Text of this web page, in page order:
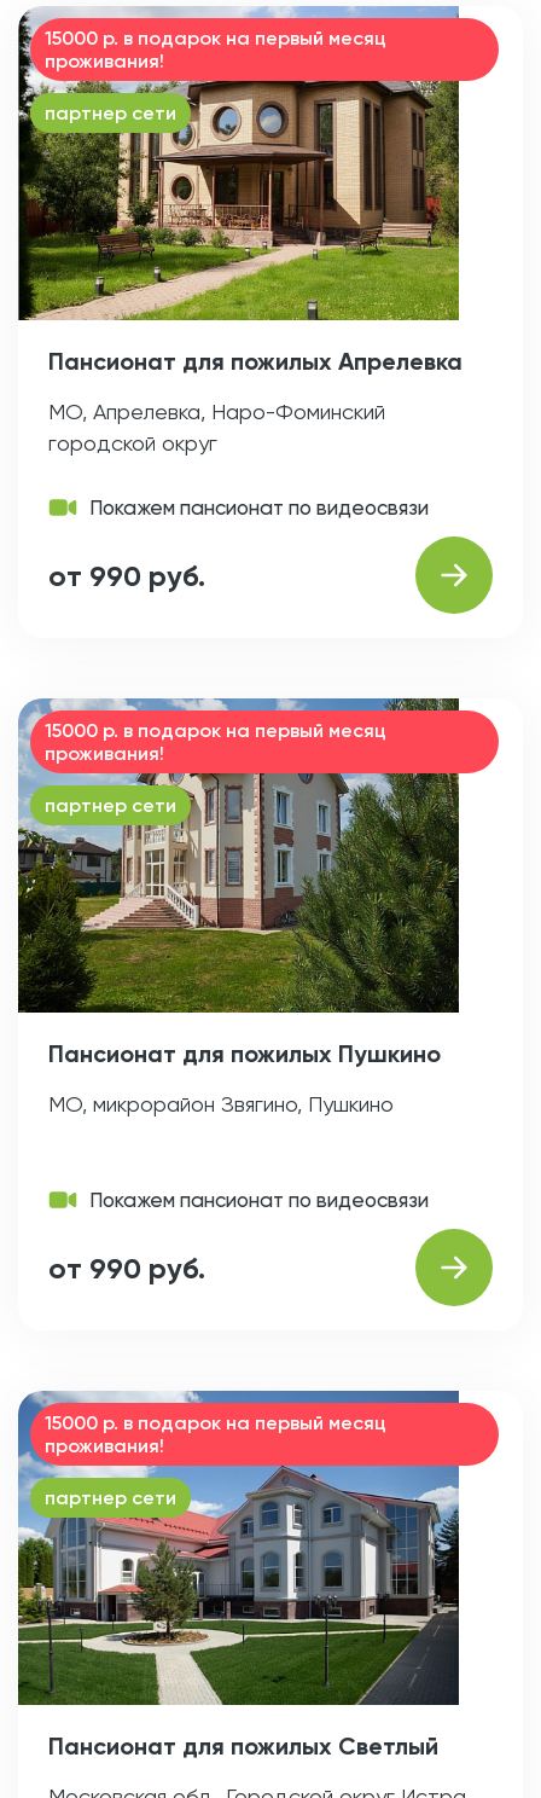
15000 р. в подарок на первый месяц
проживания!
партнер сети
Пансионат для пожилых Апрелевка
МО, Апрелевка, Наро-Фоминский
городской округ
Покажем пансионат по видеосвязи
от 990 руб.
15000 р. в подарок на первый месяц
проживания!
партнер сети
Пансионат для пожилых Пушкино
МО, микрорайон Звягино, Пушкино
Покажем пансионат по видеосвязи
от 990 руб.
15000 р. в подарок на первый месяц
проживания!
партнер сети
Пансионат для пожилых Светлый